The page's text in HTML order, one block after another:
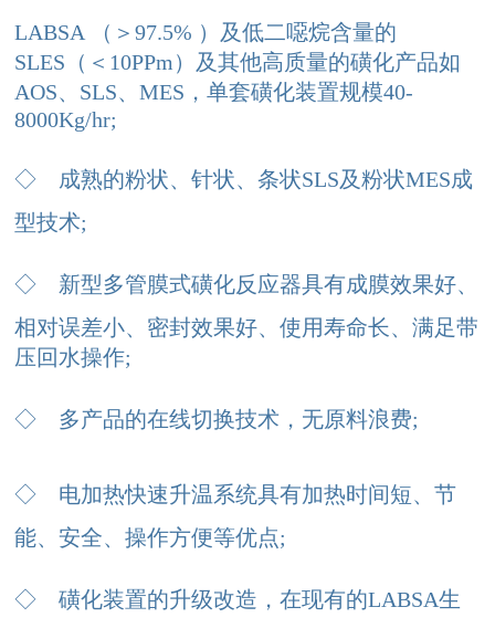
LABSA （＞97.5% ）及低二噁烷含量的
SLES（＜10PPm）及其他高质量的磺化产品如
AOS、SLS、MES，单套磺化装置规模40-
8000Kg/hr;
◇ 成熟的粉状、针状、条状SLS及粉状MES成
型技术;
◇ 新型多管膜式磺化反应器具有成膜效果好、
相对误差小、密封效果好、使用寿命长、满足带
压回水操作;
◇ 多产品的在线切换技术，无原料浪费;
◇ 电加热快速升温系统具有加热时间短、节
能、安全、操作方便等优点;
◇ 磺化装置的升级改造，在现有的LABSA生